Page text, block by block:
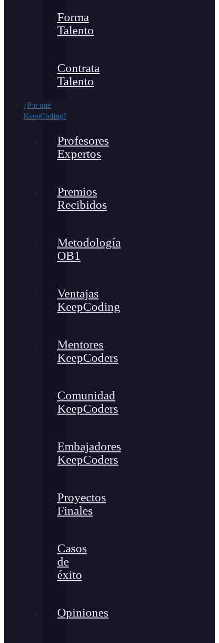
Forma
Talento
Contrata
Talento
¿Por qué
KeepCoding?
Profesores
Expertos
Premios
Recibidos
Metodología
OB1
Ventajas
KeepCoding
Mentores
KeepCoders
Comunidad
KeepCoders
Embajadores
KeepCoders
Proyectos
Finales
Casos
de
éxito
Opiniones